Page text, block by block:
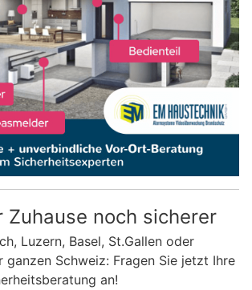
Zuhause noch sicherer
Luzern, Basel, St.Gallen oder
ganzen Schweiz: Fragen Sie jetzt Ihre
an!